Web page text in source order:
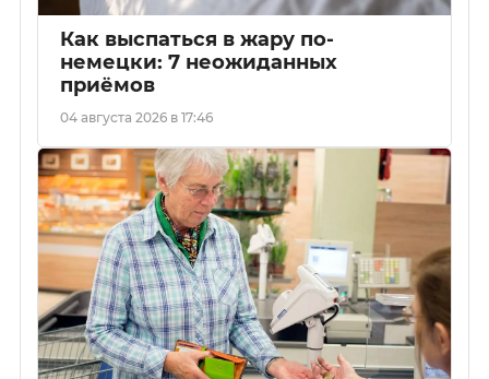
Как выспаться в жару по-
немецки: 7 неожиданных
приёмов
04 августа 2026 в 17:46